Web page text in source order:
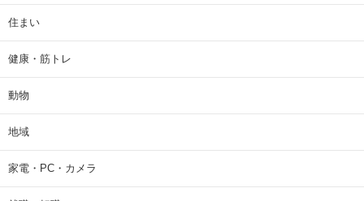
住まい
健康・筋トレ
動物
地域
家電・PC・カメラ